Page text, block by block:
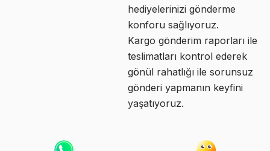
hediyelerinizi gönderme
konforu sağlıyoruz.
Kargo gönderim raporları ile
teslimatları kontrol ederek
gönül rahatlığı ile sorunsuz
gönderi yapmanın keyfini
yaşatıyoruz.